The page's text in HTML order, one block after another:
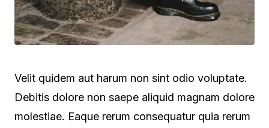
Velit quidem aut harum non sint odio voluptate.
Debitis dolore non saepe aliquid magnam dolore
molestiae. Eaque rerum consequatur quia rerum